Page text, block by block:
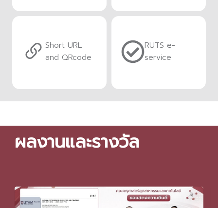
Short URL
and QRcode
RUTS e-
service
ผลงานและรางวัล